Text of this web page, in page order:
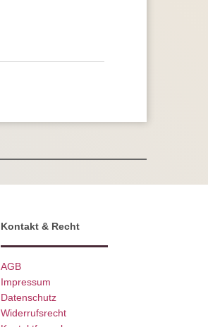
Kontakt & Recht
AGB
Impressum
Datenschutz
Widerrufsrecht